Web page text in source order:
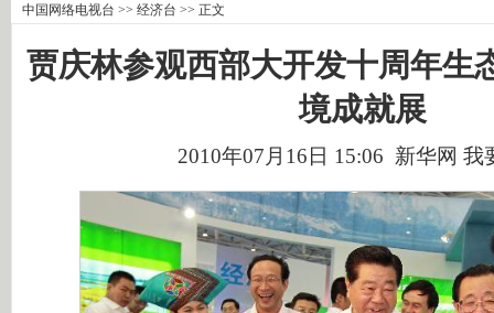
中国网络电视台 >> 经济台 >> 正文
贾庆林参观西部大开发十周年生
境成就展
2010年07月16日 15:06 新华网 我